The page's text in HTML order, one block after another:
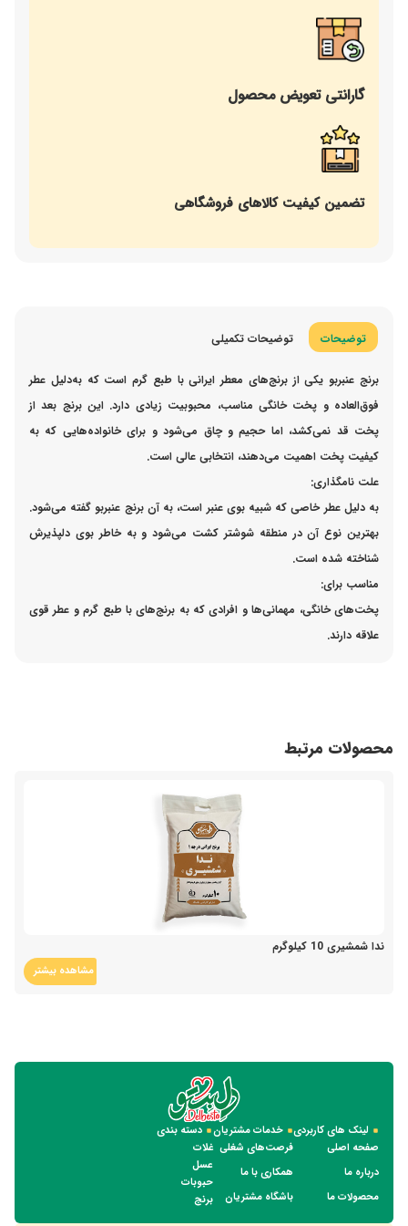
گارانتی تعویض محصول
تضمین کیفیت کالاهای فروشگاهی
توضیحات توضیحات تکمیلی
برنج عنبربو یکی از برنج‌های معطر ایرانی با طبع گرم است که به‌دلیل عطر
فوق‌العاده و پخت خانگی مناسب، محبوبیت زیادی دارد. این برنج بعد از
پخت قد نمی‌کشد، اما حجیم و چاق می‌شود و برای خانواده‌هایی که به
کیفیت پخت اهمیت می‌دهند، انتخابی عالی است.
علت نامگذاری:
به دلیل عطر خاصی که شبیه بوی عنبر است، به آنبرنج عنبربو گفته می‌شود.
بهترین نوع آن در منطقه شوشتر کشت می‌شود و به خاطر بوی دلپذیرش
شناخته شده است.
مناسب برای:
پخت‌های خانگی، مهمانی‌ها و افرادی که به برنج‌های با طبع گرم و عطر قوی
علاقه دارند.
محصولات مرتبط
ندا شمشیری 10 کیلوگرم
مشاهده بیشتر
لینک های کاربردی
صفحه اصلی
درباره ما
محصولات ما
خدمات مشتریان
فرصت‌های شغلی
همکاری با ما
باشگاه مشتریان
دسته بندی
غلات
عسل
حبوبات
برنج